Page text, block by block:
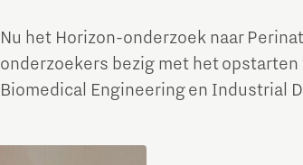
Nu het Horizon-onderzoek naar
onderzoekers bezig met het
Biomedical Engineering en Industrial